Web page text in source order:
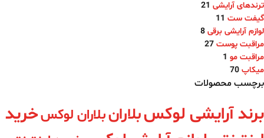
ترندهای آرایشی 21
گیفت ست 11
لوازم آرایشی برقی 8
مراقبت پوست 27
مراقبت مو 1
میکاپ 70
برچسب محصولات
برند آرایشی لوکسبلارانبلاران لوکسخرید